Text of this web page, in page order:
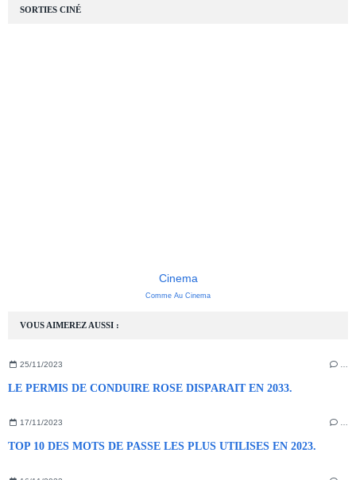
VOUS AIMEREZ AUSSI :
25/11/2023
LE PERMIS DE CONDUIRE ROSE DISPARAIT EN 2033.
17/11/2023
TOP 10 DES MOTS DE PASSE LES PLUS UTILISES EN 2023.
SORTIES CINÉ
Cinema
Comme Au Cinema